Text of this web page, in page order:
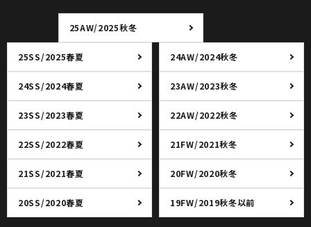
25AW/2025秋冬
25SS/2025春夏 24AW/2024秋冬
24SS/2024春夏 23AW/2023秋冬
23SS/2023春夏 22AW/2022秋冬
22SS/2022春夏 21FW/2021秋冬
21SS/2021春夏 20FW/2020秋冬
20SS/2020春夏 19FW/2019秋冬以前